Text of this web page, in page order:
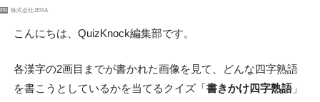
PR 株式会社JERA
こんにちは、QuizKnock編集部です。
各漢字の2画目までが書かれた画像を見て、どんな四字熟語
を書こうとしているかを当てるクイズ「書きかけ四字熟語」